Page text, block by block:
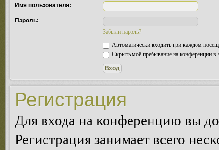
Имя пользователя:
Пароль:
Забыли пароль?
Автоматически входить при каждом
Скрыть моё пребывание на конференции в
Регистрация
Для входа на конференцию вы
Регистрация занимает всего